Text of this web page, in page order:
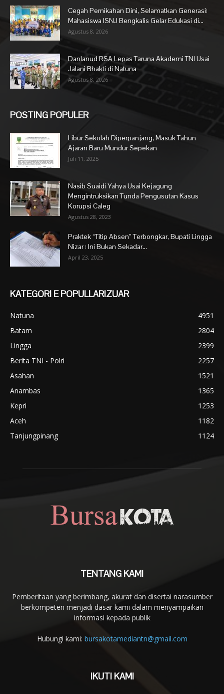
Cegah Pernikahan Dini, Selamatkan Generasi:
Mahasiswa ISNJ Bengkalis Gelar Edukasi di...
Agustus 8, 2026
Danlanud RSA Lepas Taruna Akademi TNI Usai
Jalani Bhakti di Natuna
Agustus 8, 2026
POSTING POPULER
Libur Sekolah Diperpanjang, Masuk Tahun
Ajaran Baru Mundur Sepekan
Juli 11, 2025
Nasib Suaidi Yahya Usai Kejagung
Mengintruksikan Tunda Pengusutan Kasus
Korupsi Caleg
Agustus 28, 2023
Praktek “Titip Absen” Terbongkar, Bupati Lingga
Nizar : Ini Bukan Sekadar...
April 23, 2025
KATEGORI E POPULLARIZUAR
Natuna
4951
Batam
2804
Lingga
2399
Berita TNI - Polri
2257
Asahan
1521
Anambas
1365
Kepri
1253
Aceh
1182
Tanjungpinang
1124
TENTANG KAMI
Pemberitaan yang berimbang, akurat dan disertai narasumber
berkompeten menjadi dasar kami dalam menyampaikan
informasi kepada publik
Hubungi kami: bursakotamediantn@gmail.com
IKUTI KAMI